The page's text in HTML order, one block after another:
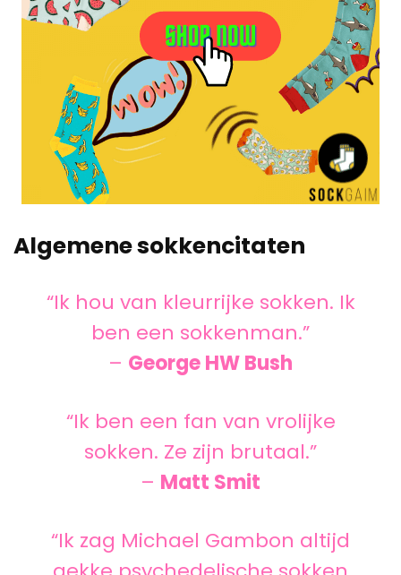
Algemene sokkencitaten
“Ik hou van kleurrijke sokken. Ik
ben een sokkenman.”
– George HW Bush
“Ik ben een fan van vrolijke
sokken. Ze zijn brutaal.”
– Matt Smit
“Ik zag Michael Gambon altijd